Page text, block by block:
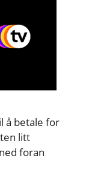
å betale for
litt
foran